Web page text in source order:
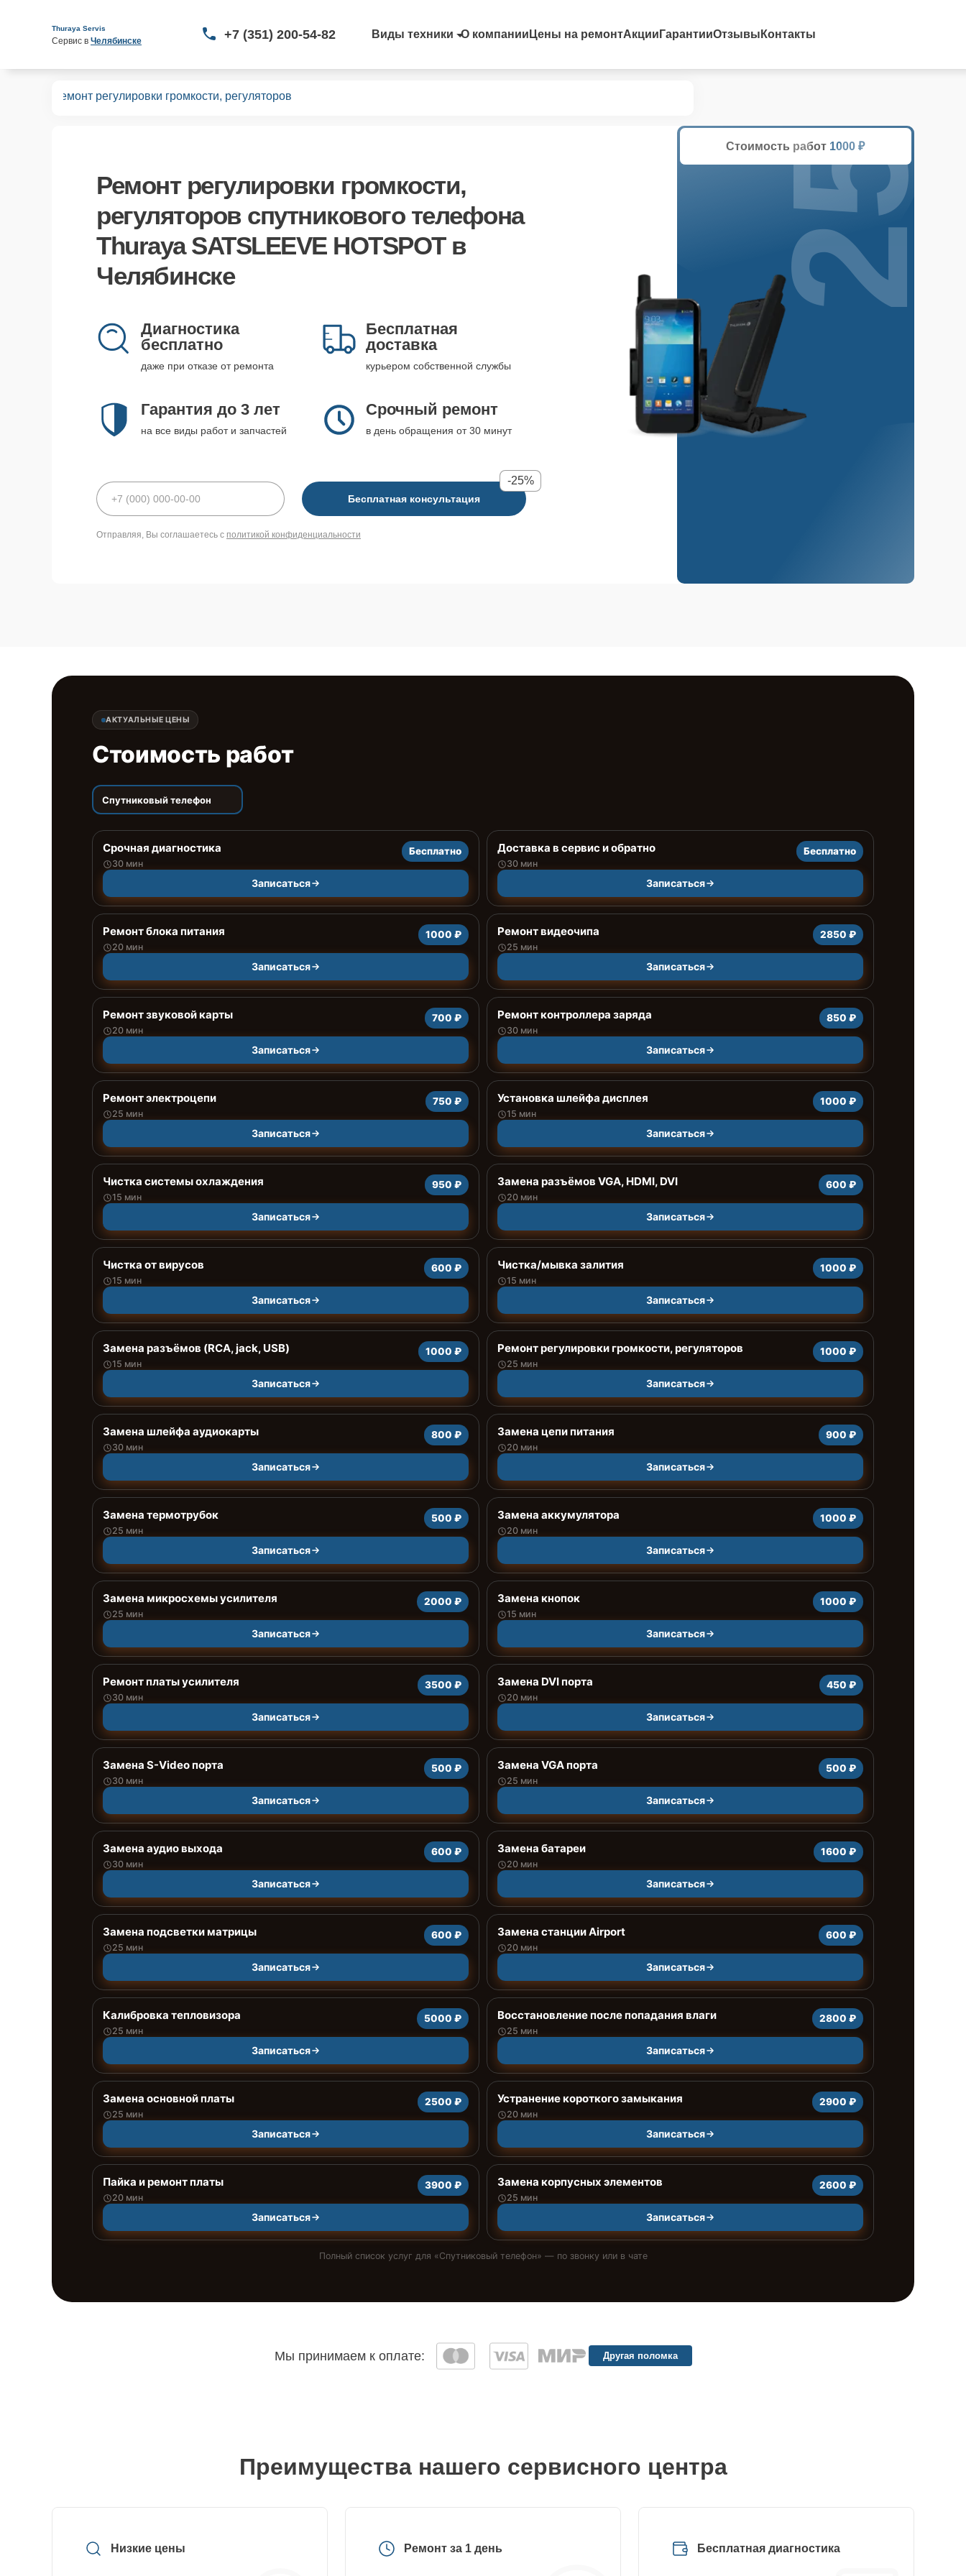
Thuraya Servis
Сервис в Челябинске +7 (351) 200-54-82 Виды техники О компании Цены на ремонтАкции ГарантииОтзывы Контакты
Ремонт регулировки громкости, регуляторов
Ремонт регулировки громкости,
регуляторов спутникового телефона
Thuraya SATSLEEVE HOTSPOT в
Челябинске
Диагностика
бесплатно
даже при отказе от ремонта
Бесплатная
доставка
курьером собственной службы
Гарантия до 3 лет
на все виды работ и запчастей
Срочный ремонт
в день обращения от 30 минут
Бесплатная консультация
-25%
Отправляя, Вы соглашаетесь с политикой конфиденциальности
Стоимость работ 1000 ₽
25%
АКТУАЛЬНЫЕ ЦЕНЫ
Стоимость работ
Спутниковый телефон
Срочная диагностика
30 мин
Бесплатно
Записаться
Доставка в сервис и обратно
30 мин
Бесплатно
Записаться
Ремонт блока питания
20 мин
1000 ₽
Записаться
Ремонт видеочипа
25 мин
2850 ₽
Записаться
Ремонт звуковой карты
20 мин
700 ₽
Записаться
Ремонт контроллера заряда
30 мин
850 ₽
Записаться
Ремонт электроцепи
25 мин
750 ₽
Записаться
Установка шлейфа дисплея
15 мин
1000 ₽
Записаться
Чистка системы охлаждения
15 мин
950 ₽
Записаться
Замена разъёмов VGA, HDMI, DVI
20 мин
600 ₽
Записаться
Чистка от вирусов
15 мин
600 ₽
Записаться
Чистка/мывка залития
15 мин
1000 ₽
Записаться
Замена разъёмов (RCA, jack, USB)
15 мин
1000 ₽
Записаться
Ремонт регулировки громкости, регуляторов
25 мин
1000 ₽
Записаться
Замена шлейфа аудиокарты
30 мин
800 ₽
Записаться
Замена цепи питания
20 мин
900 ₽
Записаться
Замена термотрубок
25 мин
500 ₽
Записаться
Замена аккумулятора
20 мин
1000 ₽
Записаться
Замена микросхемы усилителя
25 мин
2000 ₽
Записаться
Замена кнопок
15 мин
1000 ₽
Записаться
Ремонт платы усилителя
30 мин
3500 ₽
Записаться
Замена DVI порта
20 мин
450 ₽
Записаться
Замена S-Video порта
30 мин
500 ₽
Записаться
Замена VGA порта
25 мин
500 ₽
Записаться
Замена аудио выхода
30 мин
600 ₽
Записаться
Замена батареи
20 мин
1600 ₽
Записаться
Замена подсветки матрицы
25 мин
600 ₽
Записаться
Замена станции Airport
20 мин
600 ₽
Записаться
Калибровка тепловизора
25 мин
5000 ₽
Записаться
Восстановление после попадания влаги
25 мин
2800 ₽
Записаться
Замена основной платы
25 мин
2500 ₽
Записаться
Устранение короткого замыкания
20 мин
2900 ₽
Записаться
Пайка и ремонт платы
20 мин
3900 ₽
Записаться
Замена корпусных элементов
25 мин
2600 ₽
Записаться
Полный список услуг для «Спутниковый телефон» — по звонку или в чате
Мы принимаем к оплате: Другая поломка
Преимущества нашего сервисного центра
Низкие цены Ремонт за 1 день Бесплатная диагностика